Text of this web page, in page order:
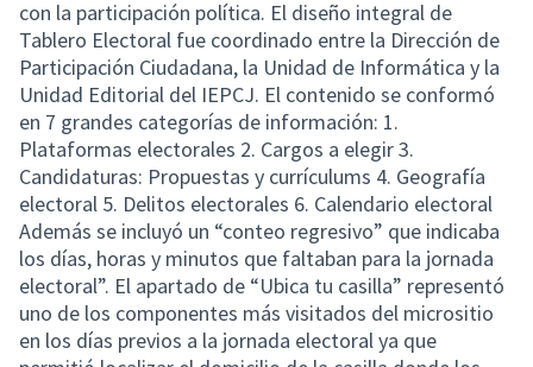
con la participación política. El diseño integral de
Tablero Electoral fue coordinado entre la Dirección de
Participación Ciudadana, la Unidad de Informática y la
Unidad Editorial del IEPCJ. El contenido se conformó
en 7 grandes categorías de información: 1.
Plataformas electorales 2. Cargos a elegir 3.
Candidaturas: Propuestas y currículums 4. Geografía
electoral 5. Delitos electorales 6. Calendario electoral
Además se incluyó un “conteo regresivo” que indicaba
los días, horas y minutos que faltaban para la jornada
electoral”. El apartado de “Ubica tu casilla” representó
uno de los componentes más visitados del micrositio
en los días previos a la jornada electoral ya que